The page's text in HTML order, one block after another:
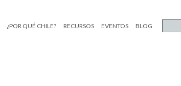
¿POR QUÉ CHILE? RECURSOS EVENTOS BLOG